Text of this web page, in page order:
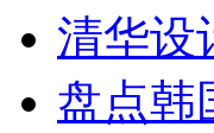
清华设
盘点韩